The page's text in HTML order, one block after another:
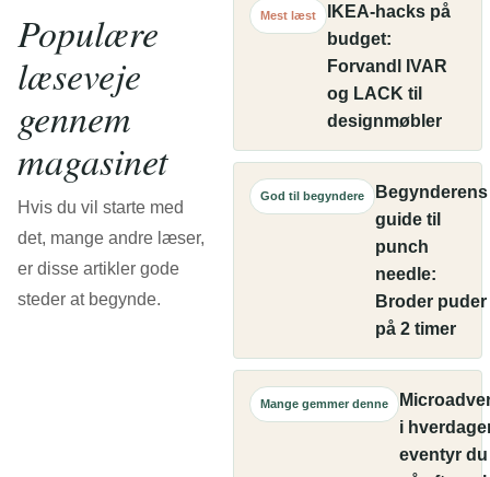
Populære
læseveje
gennem
magasinet
Hvis du vil starte med
det, mange andre læser,
er disse artikler gode
steder at begynde.
Mest læst
IKEA-hacks på
budget:
Forvandl IVAR
og LACK til
designmøbler
God til begyndere
Begynderens
guide til
punch
needle:
Broder puder
på 2 timer
Mange gemmer denne
i
eventyr